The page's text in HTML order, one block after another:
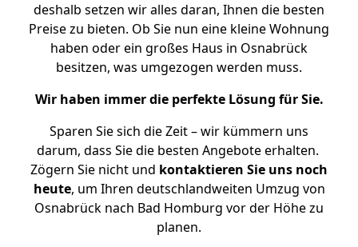
deshalb setzen wir alles daran, Ihnen die besten
Preise zu bieten. Ob Sie nun eine kleine Wohnung
haben oder ein großes Haus in Osnabrück
besitzen, was umgezogen werden muss.
Wir haben immer die perfekte Lösung für Sie.
Sparen Sie sich die Zeit – wir kümmern uns
darum, dass Sie die besten Angebote erhalten.
Zögern Sie nicht und kontaktieren Sie uns noch
heute, um Ihren deutschlandweiten Umzug von
Osnabrück nach Bad Homburg vor der Höhe zu
planen.